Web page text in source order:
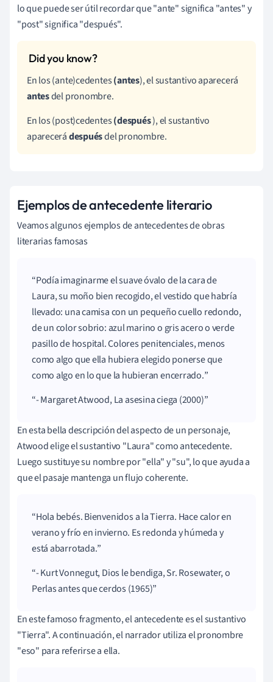
lo que puede ser útil recordar que "ante" significa "antes" y
"post" significa "después".
En los (ante)cedentes(antes), el sustantivo aparecerá
antesdel pronombre.
En los (post)cedentes(después), el sustantivo
aparecerádespuésdel pronombre.
Ejemplos de antecedente literario
Veamos algunos ejemplos de antecedentes de obras
literarias famosas
Podía imaginarme el suave óvalo de la cara de
Laura, su moño bien recogido, el vestido que habría
llevado: una camisa con un pequeño cuello redondo,
de un color sobrio: azul marino o gris acero o verde
pasillo de hospital. Colores penitenciales, menos
como algo que ella hubiera elegido ponerse que
como algo en lo que la hubieran encerrado.
- Margaret Atwood, La asesina ciega (2000)
En esta bella descripción del aspecto de un personaje,
Atwood elige el sustantivo "Laura" como antecedente.
Luego sustituye su nombre por "ella" y "su", lo que ayuda a
que el pasaje mantenga un flujo coherente.
Hola bebés. Bienvenidos a la Tierra. Hace calor en
verano y frío en invierno. Es redonda y húmeda y
está abarrotada.
- Kurt Vonnegut, Dios le bendiga, Sr. Rosewater, o
Perlas antes que cerdos (1965)
En este famoso fragmento, el antecedente es el sustantivo
"Tierra". A continuación, el narrador utiliza el pronombre
"eso" para referirse a ella.